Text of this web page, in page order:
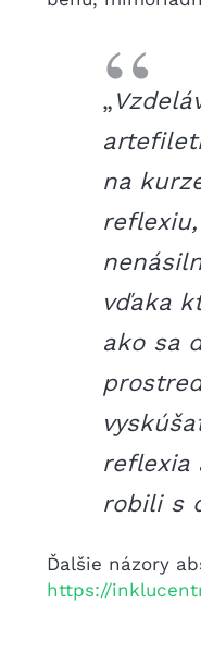
„
na
vďaka
ako sa
reflexia
robili s
Ďalšie názory
https://